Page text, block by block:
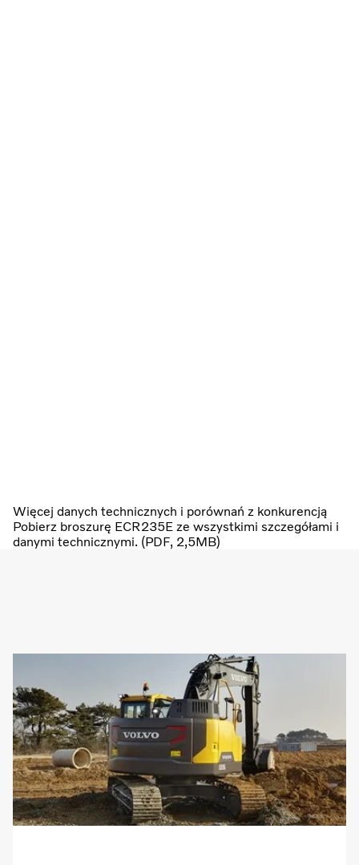
Więcej danych technicznych i porównań z konkurencją
Pobierz broszurę ECR235E ze wszystkimi szczegółami i
danymi technicznymi. (PDF, 2,5MB)